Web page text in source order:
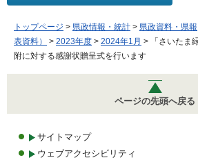
トップページ > 県政情報・統計 > 県政資料・県報
表資料）
> 2023年度 > 2024年1月 > 「さいたま
附に対する感謝状贈呈式を行います
ページの先頭へ戻る
サイトマップ
ウェブアクセシビリティ